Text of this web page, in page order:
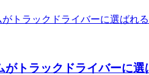
がトラックドライバーに選